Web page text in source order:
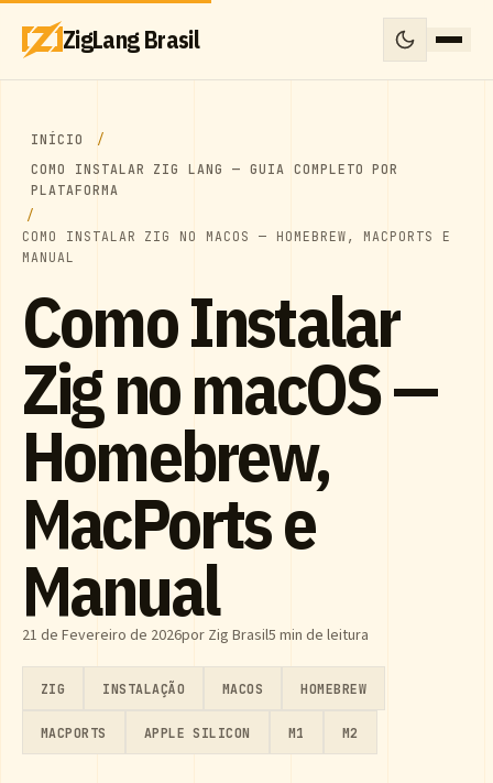
ZigLang Brasil
INÍCIO
COMO INSTALAR ZIG LANG — GUIA COMPLETO POR
PLATAFORMA
COMO INSTALAR ZIG NO MACOS — HOMEBREW, MACPORTS E
MANUAL
Como Instalar
Zig no macOS —
Homebrew,
MacPorts e
Manual
21 de Fevereiro de 2026por Zig Brasil5 min de leitura
ZIG INSTALAÇÃO MACOS HOMEBREW
MACPORTS APPLE SILICON M1 M2